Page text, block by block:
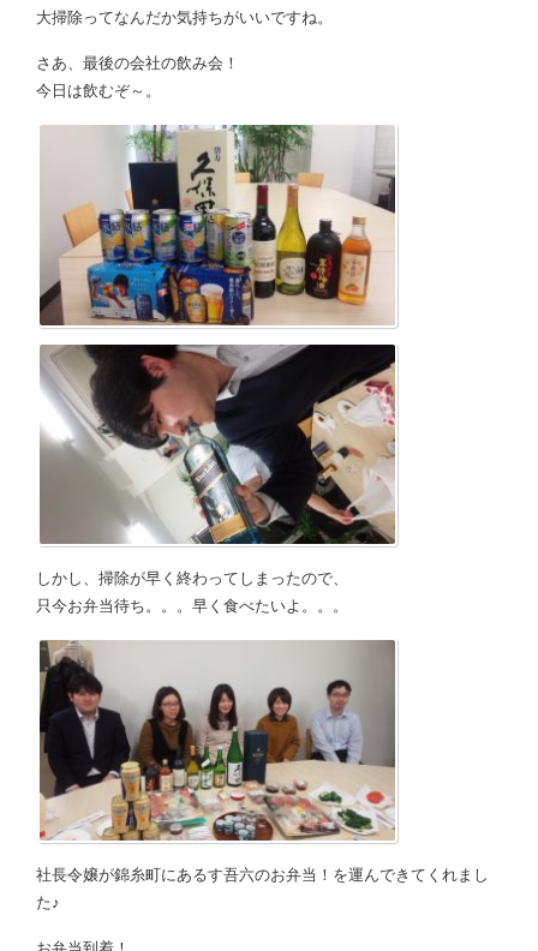
大掃除ってなんだか気持ちがいいですね。
さあ、最後の会社の飲み会！
今日は飲むぞ～。
しかし、掃除が早く終わってしまったので、
只今お弁当待ち。。。早く食べたいよ。。。
社長令嬢が錦糸町にあるす吾六のお弁当！を運んできてくれまし
た♪